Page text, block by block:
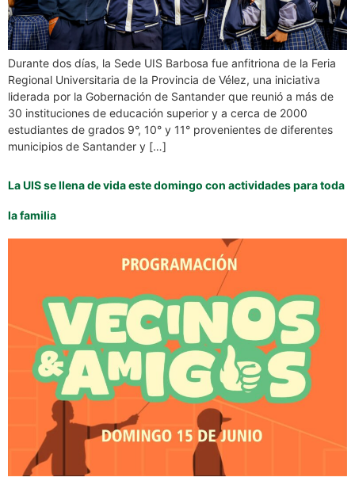
Durante dos días, la Sede UIS Barbosa fue anfitriona de la Feria
Regional Universitaria de la Provincia de Vélez, una iniciativa
liderada por la Gobernación de Santander que reunió a más de
30 instituciones de educación superior y a cerca de 2000
estudiantes de grados 9°, 10° y 11° provenientes de diferentes
municipios de Santander y […]
La UIS se llena de vida este domingo con actividades para toda
la familia